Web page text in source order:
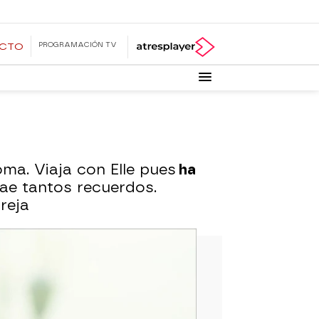
PROGRAMACIÓN TV
Viaja con Elle pues ha
tantos recuerdos.